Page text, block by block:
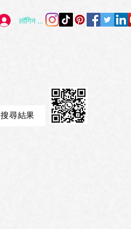
लॉगिन करें
搜尋結果